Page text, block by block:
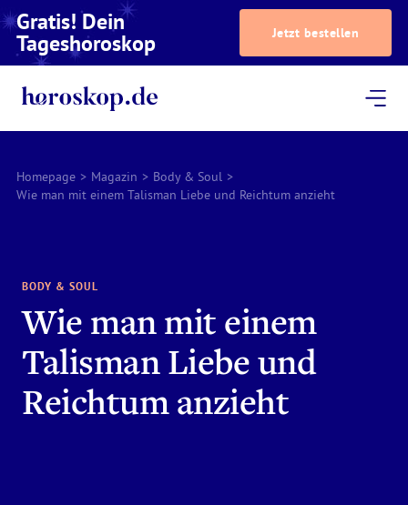
Gratis! Dein
Tageshoroskop Jetzt bestellen
Homepage > Magazin > Body & Soul >
Wie man mit einem Talisman Liebe und Reichtum anzieht
BODY & SOUL
Wie man mit einem
Talisman Liebe und
Reichtum anzieht